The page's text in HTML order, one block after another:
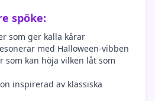
spöke:
som ger kalla kårar
med Halloween-vibben
som kan höja vilken låt som
inspirerad av klassiska